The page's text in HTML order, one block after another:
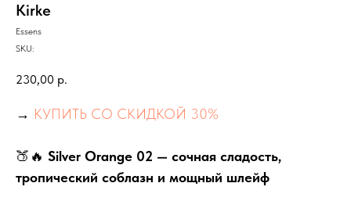
Kirke
Essens
SKU:
230,00 р.
→ КУПИТЬ СО СКИДКОЙ 30%
🍑🔥 Silver Orange 02 — сочная сладость,
тропический соблазн и мощный шлейф